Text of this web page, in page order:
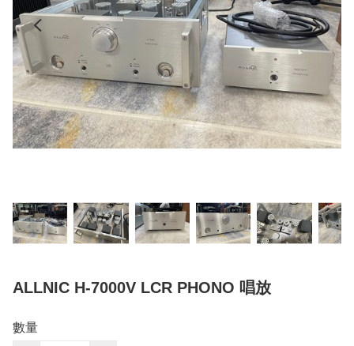
ALLNIC H-7000V LCR PHONO 唱放
數量